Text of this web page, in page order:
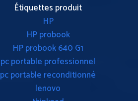
Étiquettes produit
HP
HP probook
HP probook 640 G1
pc portable professionnel
pc portable reconditionné
lenovo